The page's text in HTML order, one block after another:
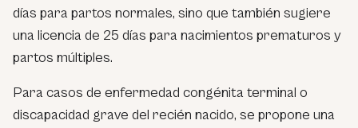
días para partos normales, sino que también sugiere
una licencia de 25 días para nacimientos prematuros y
partos múltiples.
Para casos de enfermedad congénita terminal o
discapacidad grave del recién nacido, se propone una